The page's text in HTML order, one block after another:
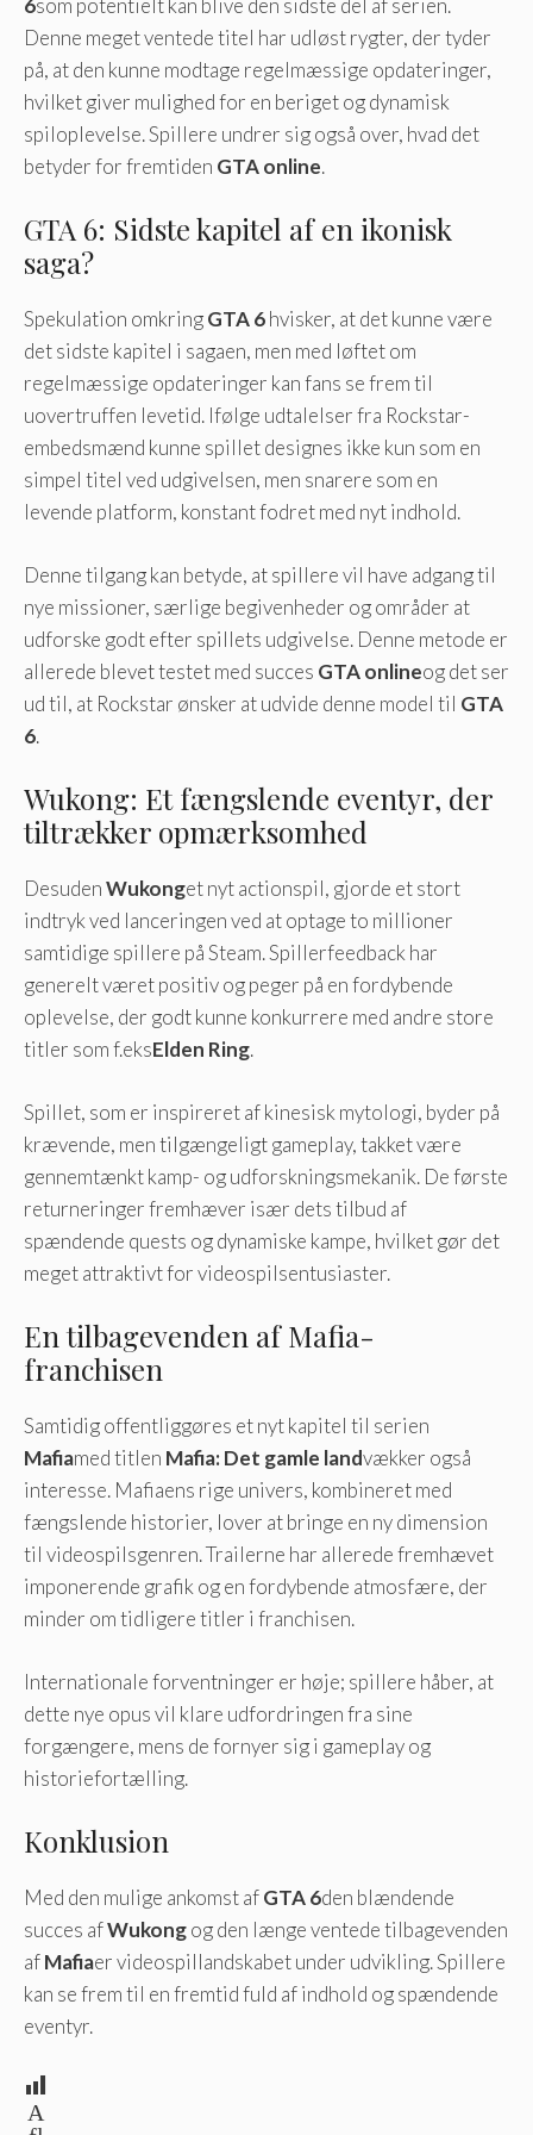
6som potentielt kan blive den sidste del af serien.
Denne meget ventede titel har udløst rygter, der tyder
på, at den kunne modtage regelmæssige opdateringer,
hvilket giver mulighed for en beriget og dynamisk
spiloplevelse. Spillere undrer sig også over, hvad det
betyder for fremtiden GTA online.
GTA 6: Sidste kapitel af en ikonisk
saga?
Spekulation omkringGTA 6hvisker, at det kunne være
det sidste kapitel i sagaen, men med løftet om
regelmæssige opdateringer kan fans se frem til
uovertruffen levetid. Ifølge udtalelser fra Rockstar-
embedsmænd kunne spillet designes ikke kun som en
simpel titel ved udgivelsen, men snarere som en
levende platform, konstant fodret med nyt indhold.
Denne tilgang kan betyde, at spillere vil have adgang til
nye missioner, særlige begivenheder og områder at
udforske godt efter spillets udgivelse. Denne metode er
allerede blevet testet med succes GTA onlineog det ser
ud til, at Rockstar ønsker at udvide denne model til GTA
6.
Wukong: Et fængslende eventyr, der
tiltrækker opmærksomhed
DesudenWukonget nyt actionspil, gjorde et stort
indtryk ved lanceringen ved at optage to millioner
samtidige spillere på Steam. Spillerfeedback har
generelt været positiv og peger på en fordybende
oplevelse, der godt kunne konkurrere med andre store
titler som f.eksElden Ring.
Spillet, som er inspireret af kinesisk mytologi, byder på
krævende, men tilgængeligt gameplay, takket være
gennemtænkt kamp- og udforskningsmekanik. De første
returneringer fremhæver især dets tilbud af
spændende quests og dynamiske kampe, hvilket gør det
meget attraktivt for videospilsentusiaster.
En tilbagevenden af ​​Mafia-
franchisen
Samtidig offentliggøres et nyt kapitel til serien
Mafiamed titlen Mafia: Det gamle landvækker også
interesse. Mafiaens rige univers, kombineret med
fængslende historier, lover at bringe en ny dimension
til videospilsgenren. Trailerne har allerede fremhævet
imponerende grafik og en fordybende atmosfære, der
minder om tidligere titler i franchisen.
Internationale forventninger er høje; spillere håber, at
dette nye opus vil klare udfordringen fra sine
forgængere, mens de fornyer sig i gameplay og
historiefortælling.
Konklusion
Med den mulige ankomst afGTA 6den blændende
succes afWukongog den længe ventede tilbagevenden
afMafiaer videospillandskabet under udvikling. Spillere
kan se frem til en fremtid fuld af indhold og spændende
eventyr.
A